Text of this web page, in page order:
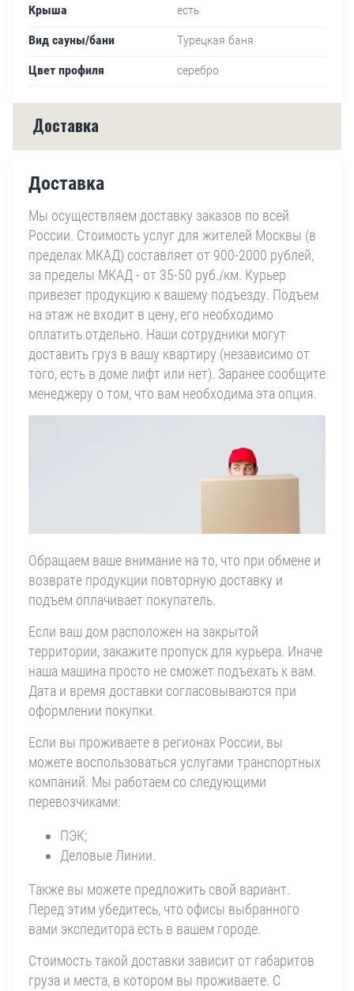
Крыша
есть
Вид сауны/бани
Турецкая баня
Цвет профиля
серебро
Доставка
Доставка
Мы осуществляем доставку заказов по всей
России. Стоимость услуг для жителей Москвы (в
пределах МКАД) составляет от 900-2000 рублей,
за пределы МКАД - от 35-50 руб./км. Курьер
привезет продукцию к вашему подъезду. Подъем
на этаж не входит в цену, его необходимо
оплатить отдельно. Наши сотрудники могут
доставить груз в вашу квартиру (независимо от
того, есть в доме лифт или нет). Заранее сообщите
менеджеру о том, что вам необходима эта опция.
Обращаем ваше внимание на то, что при обмене и
возврате продукции повторную доставку и
подъем оплачивает покупатель.
Если ваш дом расположен на закрытой
территории, закажите пропуск для курьера. Иначе
наша машина просто не сможет подъехать к вам.
Дата и время доставки согласовываются при
оформлении покупки.
Если вы проживаете в регионах России, вы
можете воспользоваться услугами транспортных
компаний. Мы работаем со следующими
перевозчиками:
ПЭК;
Деловые Линии.
Также вы можете предложить свой вариант.
Перед этим убедитесь, что офисы выбранного
вами экспедитора есть в вашем городе.
Стоимость такой доставки зависит от габаритов
груза и места, в котором вы проживаете. С